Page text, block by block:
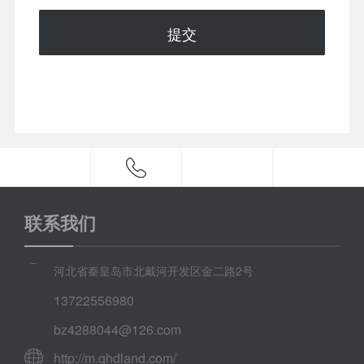
提交
联系我们
河北省秦皇岛市北戴河开发区金二路2号
13722556980
bz4288044@126.com
http://m.qhdland.com/